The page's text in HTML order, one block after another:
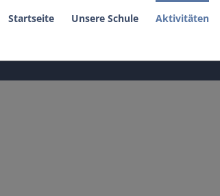
Startseite Unsere Schule Aktivitäten